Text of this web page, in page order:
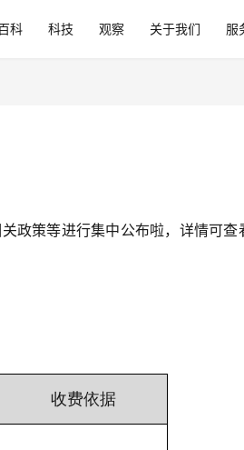
科 科技 观察 关于我们 服
政策等进行集中公布啦，详情可查
收费依据